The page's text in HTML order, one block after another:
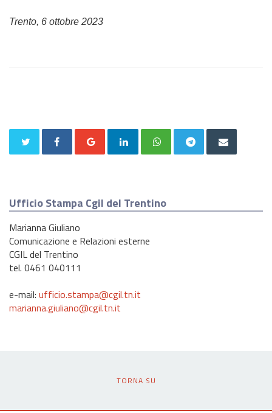
Trento, 6 ottobre 2023
Ufficio Stampa Cgil del Trentino
Marianna Giuliano
Comunicazione e Relazioni esterne
CGIL del Trentino
tel. 0461 040111
e-mail: ufficio.stampa@cgil.tn.it
marianna.giuliano@cgil.tn.it
TORNA SU